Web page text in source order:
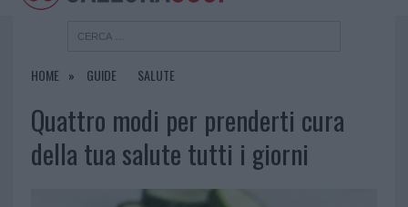
HOME GUIDE SALUTE
Quattro modi per prenderti cura
della tua salute tutti i giorni